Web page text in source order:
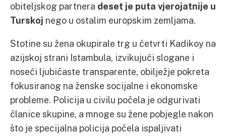
obiteljskog partnera deset je puta vjerojatnije u
Turskoj nego u ostalim europskim zemljama.
Stotine su žena okupirale trg u četvrti Kadikoy na
azijskoj strani Istambula, izvikujući slogane i
noseći ljubičaste transparente, obilježje pokreta
fokusiranog na ženske socijalne i ekonomske
probleme. Policija u civilu počela je odgurivati
članice skupine, a mnoge su žene pobjegle nakon
što je specijalna policija počela ispaljivati